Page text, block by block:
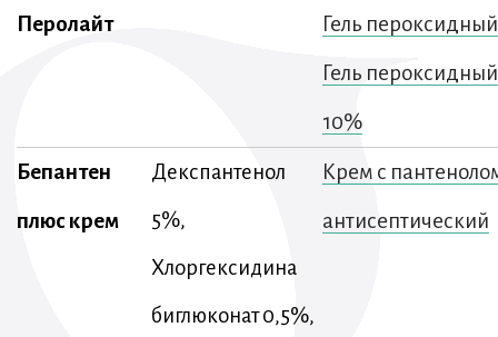
Перолайт Гель
Гель пероксидный
10%
Бепантен
плюс крем
Декспантенол
5%,
Хлоргексидина
биглюконат 0,5%,
Крем с
антисептический